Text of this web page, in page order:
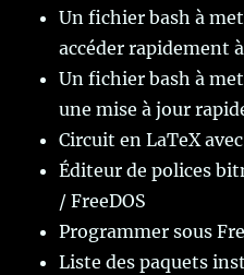
Un fichier bash à
accéder rapidement
Un fichier bash à
une mise à jour
Circuit en LaTeX
Éditeur de polices
/ FreeDOS
Programmer sous
Liste des paquets